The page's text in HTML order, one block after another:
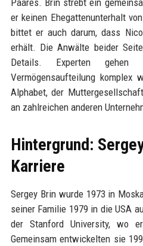
Paares. Brin strebt ein
er keinen Ehegattenunterhalt
bittet er auch darum, dass
erhält. Die Anwälte beider
Details. Experten
Vermögensaufteilung
Alphabet, der
an zahlreichen anderen
Hintergrund:
Karriere
Sergey Brin wurde 1973 in
seiner Familie 1979 in die USA
der Stanford University, wo
Gemeinsam entwickelten sie